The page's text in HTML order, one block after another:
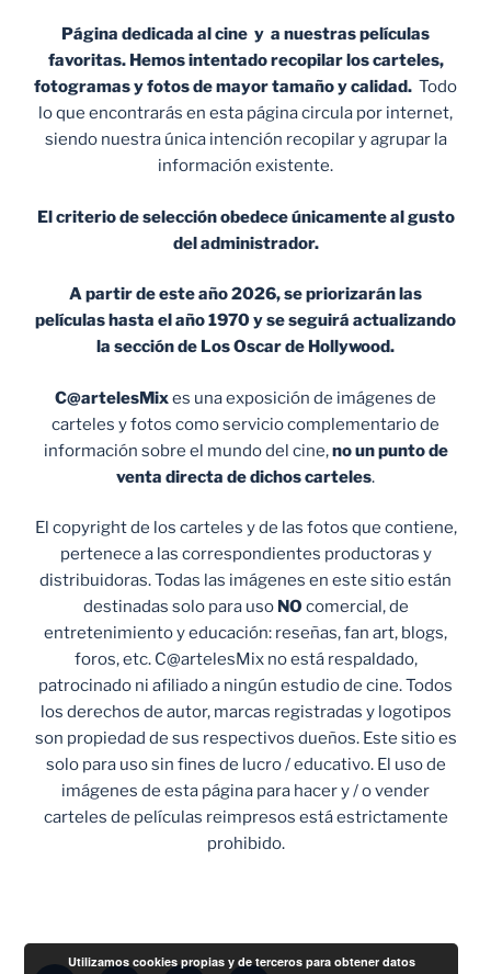
Página dedicada al cine y a nuestras películas
favoritas. Hemos intentado recopilar los carteles,
fotogramas y fotos de mayor tamaño y calidad. Todo
lo que encontrarás en esta página circula por internet,
siendo nuestra única intención recopilar y agrupar la
información existente.
El criterio de selección obedece únicamente al gusto
del administrador.
A partir de este año 2026, se priorizarán las
películas hasta el año 1970 y se seguirá actualizando
la sección de Los Oscar de Hollywood.
C@artelesMixes una exposición de imágenes de
carteles y fotos como servicio complementario de
información sobre el mundo del cine,no un punto de
venta directa de dichos carteles.
El copyright de los carteles y de las fotos que contiene,
pertenece a las correspondientes productoras y
distribuidoras. Todas las imágenes en este sitio están
destinadas solo para uso NO comercial, de
entretenimiento y educación: reseñas, fan art, blogs,
foros, etc. C@artelesMix no está respaldado,
patrocinado ni afiliado a ningún estudio de cine. Todos
los derechos de autor, marcas registradas y logotipos
son propiedad de sus respectivos dueños. Este sitio es
solo para uso sin fines de lucro / educativo. El uso de
imágenes de esta página para hacer y / o vender
carteles de películas reimpresos está estrictamente
prohibido.
Utilizamos cookies propias y de terceros para obtener datos